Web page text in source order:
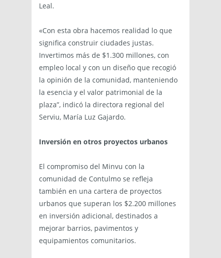
Leal.
«Con esta obra hacemos realidad lo que
significa construir ciudades justas.
Invertimos más de $1.300 millones, con
empleo local y con un diseño que recogió
la opinión de la comunidad, manteniendo
la esencia y el valor patrimonial de la
plaza”, indicó la directora regional del
Serviu, María Luz Gajardo.
Inversión en otros proyectos urbanos
El compromiso del Minvu con la
comunidad de Contulmo se refleja
también en una cartera de proyectos
urbanos que superan los $2.200 millones
en inversión adicional, destinados a
mejorar barrios, pavimentos y
equipamientos comunitarios.